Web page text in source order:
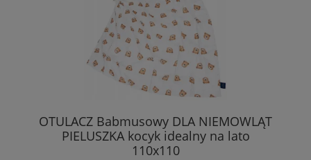
OTULACZ Babmusowy DLA NIEMOWLĄT
PIELUSZKA kocyk idealny na lato
110x110